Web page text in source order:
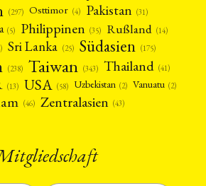
(297) Osttimor (4) Pakistan (31)
(5) Philippinen (35) Rußland (14)
Sri Lanka (25) Südasien (175)
(238) Taiwan (343) Thailand (41)
(13) USA (58) Uzbekistan (2) Vanuatu (2)
(46) Zentralasien (43)